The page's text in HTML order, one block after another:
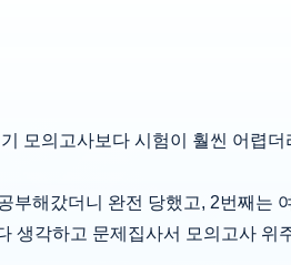
모의고사보다 시험이 훨씬 어렵
해갔더니 완전 당했고, 2번째는
각하고 문제집사서 모의고사 위